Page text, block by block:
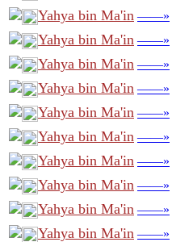
Yahya bin Ma'in ——»
Yahya bin Ma'in ——»
Yahya bin Ma'in ——»
Yahya bin Ma'in ——»
Yahya bin Ma'in ——»
Yahya bin Ma'in ——»
Yahya bin Ma'in ——»
Yahya bin Ma'in ——»
Yahya bin Ma'in ——»
Yahya bin Ma'in ——»